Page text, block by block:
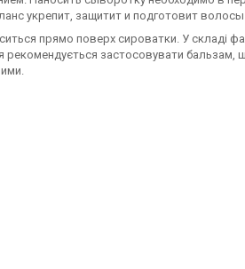
укрепит, защитит и подготовит
прямо поверх сироватки. У складі
рекомендується застосовувати бальзам,